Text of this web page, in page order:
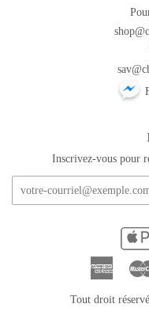
Inscrivez-vous pour
Tout droit